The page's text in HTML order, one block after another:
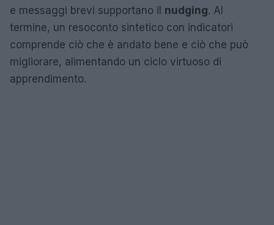
e messaggi brevi supportano il nudging. Al
termine, un resoconto sintetico con indicatori
comprende ciò che è andato bene e ciò che può
migliorare, alimentando un ciclo virtuoso di
apprendimento.